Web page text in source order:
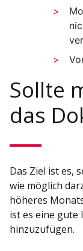
Sollte
das
Das Ziel ist es,
wie möglich
höheres
ist es eine gute
hinzuzufügen.